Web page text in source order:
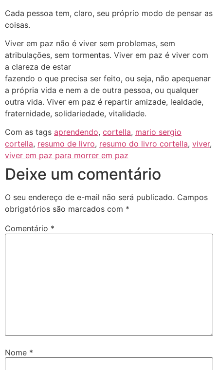
Cada pessoa tem, claro, seu próprio modo de pensar as
coisas.
Viver em paz não é viver sem problemas, sem
atribulações, sem tormentas. Viver em paz é viver com
a clareza de estar
fazendo o que precisa ser feito, ou seja, não apequenar
a própria vida e nem a de outra pessoa, ou qualquer
outra vida. Viver em paz é repartir amizade, lealdade,
fraternidade, solidariedade, vitalidade.
Com as tags aprendendo, cortella, mario sergio
cortella, resumo de livro, resumo do livro cortella, viver,
viver em paz para morrer em paz
Deixe um comentário
O seu endereço de e-mail não será publicado. Campos
obrigatórios são marcados com *
Comentário *
Nome *